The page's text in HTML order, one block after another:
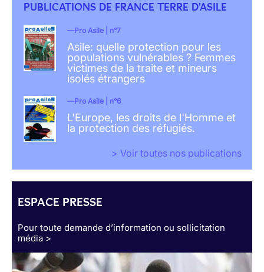
PUBLICATIONS DE FRANCE TERRE D'ASILE
Pro Asile | n°7
Asile: quelle protection pour les
populations vulnérables ? Femmes
victimes de la traite et mineurs
isolés étrangers
Pro Asile | n°6
L'Europe, les droits de l'Homme et
la protection des réfugiés.
> Voir toutes nos publications
ESPACE PRESSE
Pour toute demande d’information ou sollicitation
média >